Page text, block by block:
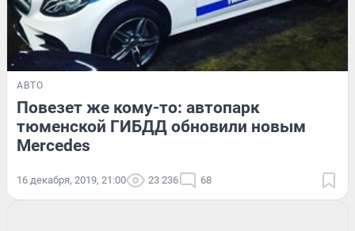
АВТО
Повезет же кому-то: автопарк
тюменской ГИБДД обновили новым
Mercedes
16 декабря, 2019, 21:00 23 236 68